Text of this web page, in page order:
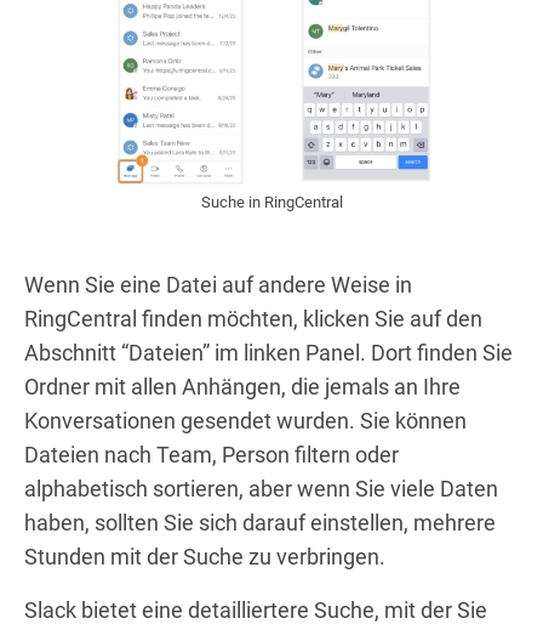
Suche in RingCentral
Wenn Sie eine Datei auf andere Weise in
RingCentral finden möchten, klicken Sie auf den
Abschnitt “Dateien” im linken Panel. Dort finden Sie
Ordner mit allen Anhängen, die jemals an Ihre
Konversationen gesendet wurden. Sie können
Dateien nach Team, Person filtern oder
alphabetisch sortieren, aber wenn Sie viele Daten
haben, sollten Sie sich darauf einstellen, mehrere
Stunden mit der Suche zu verbringen.
Slack bietet eine detailliertere Suche, mit der Sie